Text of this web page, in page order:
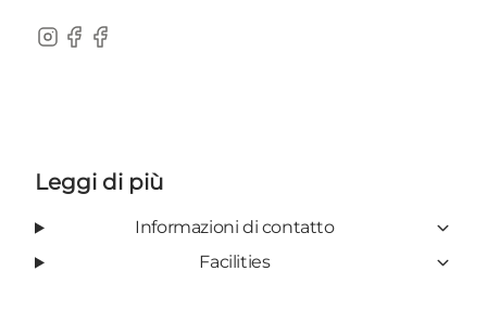
Instagram
Facebook
Facebook
Leggi di più
Informazioni di contatto
Facilities